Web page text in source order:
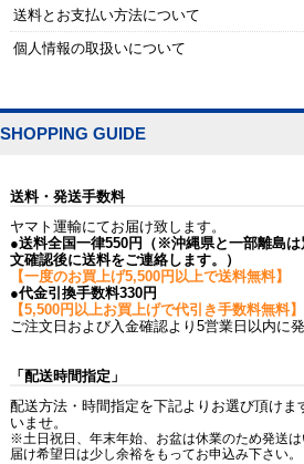
送料とお支払い方法について
個人情報の取扱いについて
SHOPPING GUIDE
送料・発送手数料
ヤマト運輸にてお届け致します。
●送料全国一律550円（※沖縄県と一部離島
文確認後に送料をご連絡します。）
【一度のお買上げ5,500円以上で送料無料】
●代金引換手数料330円
【5,500円以上お買上げで代引き手数料無料】
ご注文日および入金確認より5営業日以内に発
「配送時間指定」
配送方法・時間指定を下記よりお選び頂けま
いませ。
※土日祝日、年末年始、お盆は休業のため発送
届け希望日は少し余裕をもってお申込み下さい。